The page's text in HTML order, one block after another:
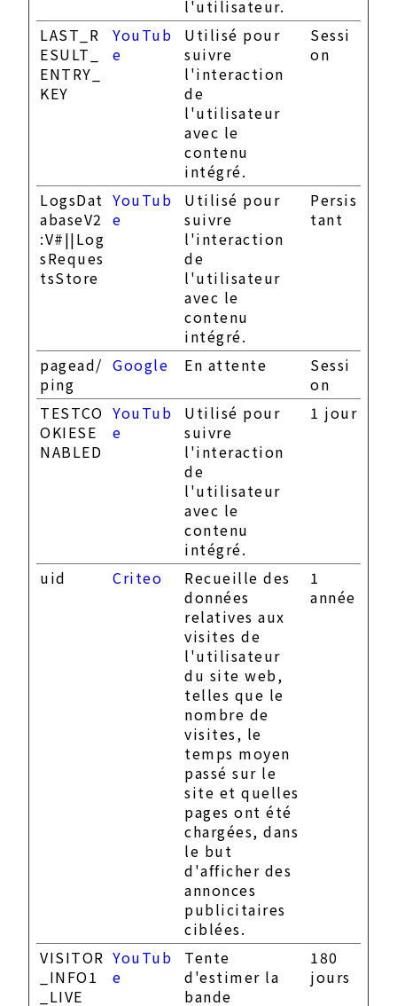
l'utilisateur.
LAST_R
ESULT_
ENTRY_
KEY
YouTub
e
Utilisé pour
suivre
l'interaction
de
l'utilisateur
avec le
contenu
intégré.
Sessi
on
LogsDat
abaseV2
:V#||Log
sReques
tsStore
YouTub
e
Utilisé pour
suivre
l'interaction
de
l'utilisateur
avec le
contenu
intégré.
Persis
tant
pagead/
ping
Google En attente
Sessi
on
TESTCO
OKIESE
NABLED
YouTub
e
Utilisé pour
suivre
l'interaction
de
l'utilisateur
avec le
contenu
intégré.
1 jour
uid Criteo
Recueille des
données
relatives aux
visites de
l'utilisateur
du site web,
telles que le
nombre de
visites, le
temps moyen
passé sur le
site et quelles
pages ont été
chargées, dans
le but
d'afficher des
annonces
publicitaires
ciblées.
1
année
VISITOR
_INFO1
_LIVE
YouTub
e
Tente
d'estimer la
bande
180
jours